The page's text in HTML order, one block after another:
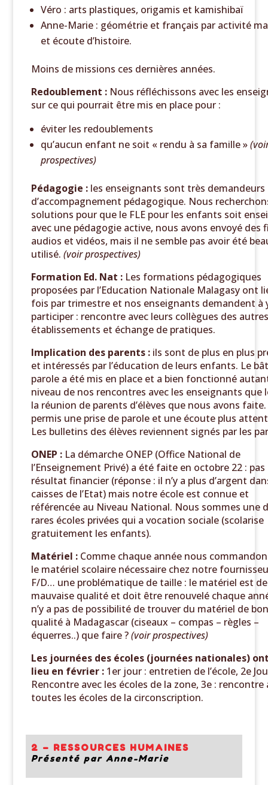
Véro : arts plastiques, origamis et kamishibaï
Anne-Marie : géométrie et français par activité
et écoute d’histoire.
Moins de missions ces dernières années.
Redoublement :Nous réfléchissons avec les
sur ce qui pourrait être mis en place pour :
éviter les redoublements
qu’aucun enfant ne soit « rendu à sa famille »
prospectives)
Pédagogie :les enseignants sont très demandeurs
d’accompagnement pédagogique. Nous
solutions pour que le FLE pour les enfants soit
avec une pédagogie active, nous avons envoyé des
audios et vidéos, mais il ne semble pas avoir été
utilisé. (voir prospectives)
Formation Ed. Nat :Les formations pédagogiques
proposées par l’Education Nationale Malagasy ont
fois par trimestre et nos enseignants demandent à
participer : rencontre avec leurs collègues des autres
établissements et échange de pratiques.
Implication des parents :ils sont de plus en plus
et intéressés par l’éducation de leurs enfants. Le
parole a été mis en place et a bien fonctionné
niveau de nos rencontres avec les enseignants que
la réunion de parents d’élèves que nous avons
permis une prise de parole et une écoute plus
Les bulletins des élèves reviennent signés par les
ONEP :La démarche ONEP (Office National de
l’Enseignement Privé) a été faite en octobre 22 : pas
résultat financier (réponse : il n’y a plus d’argent
caisses de l’Etat) mais notre école est connue et
référencée au Niveau National. Nous sommes une
rares écoles privées qui a vocation sociale (scolarise
gratuitement les enfants).
Matériel :Comme chaque année nous
le matériel scolaire nécessaire chez notre
F/D… une problématique de taille : le matériel est de
mauvaise qualité et doit être renouvelé chaque
n’y a pas de possibilité de trouver du matériel de
qualité à Madagascar (ciseaux – compas – règles –
équerres..) que faire ?(voir prospectives)
Les journées des écoles (journées nationales)
lieu en février :1er jour : entretien de l’école, 2e
Rencontre avec les écoles de la zone, 3e : rencontre
toutes les écoles de la circonscription.
2 – RESSOURCES HUMAINES
Présenté par Anne-Marie